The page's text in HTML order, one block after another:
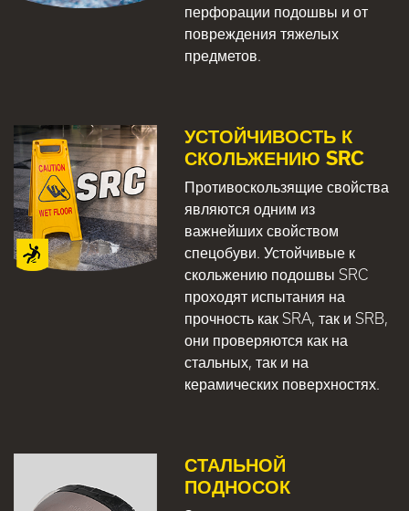
перфорации подошвы и от
повреждения тяжелых
предметов.
УСТОЙЧИВОСТЬ К
СКОЛЬЖЕНИЮ SRC
Противоскользящие свойства
являются одним из
важнейших свойством
спецобуви. Устойчивые к
скольжению подошвы SRC
проходят испытания на
прочность как SRA, так и SRB,
они проверяются как на
стальных, так и на
керамических поверхностях.
СТАЛЬНОЙ
ПОДНОСОК